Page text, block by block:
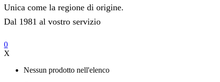
Unica come la regione di origine.
Dal 1981 al vostro servizio
0
X
Nessun prodotto nell'elenco